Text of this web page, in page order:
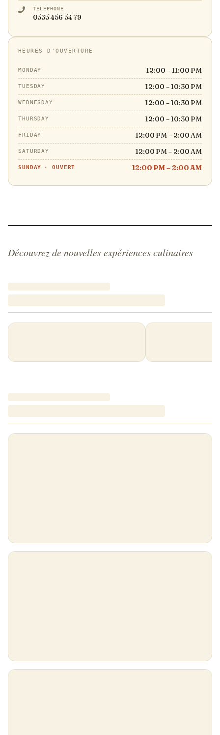
TÉLÉPHONE
0535 456 54 79
HEURES D'OUVERTURE
MONDAY 12:00 – 11:00 PM
TUESDAY 12:00 – 10:30 PM
WEDNESDAY 12:00 – 10:30 PM
THURSDAY 12:00 – 10:30 PM
FRIDAY 12:00 PM – 2:00 AM
SATURDAY 12:00 PM – 2:00 AM
SUNDAY ·OUVERT 12:00 PM – 2:00 AM
Découvrez de nouvelles expériences culinaires